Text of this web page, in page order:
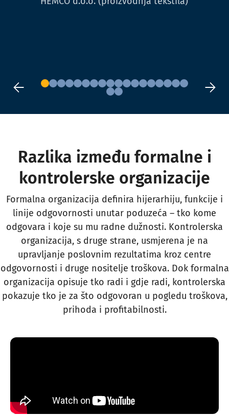
Razlika između formalne i
kontrolerske organizacije
Formalna organizacija definira hijerarhiju, funkcije i
linije odgovornosti unutar poduzeća – tko kome
odgovara i koje su mu radne dužnosti. Kontrolerska
organizacija, s druge strane, usmjerena je na
upravljanje poslovnim rezultatima kroz centre
odgovornosti i druge nositelje troškova. Dok formalna
organizacija opisuje tko radi i gdje radi, kontrolerska
pokazuje tko je za što odgovoran u pogledu troškova,
prihoda i profitabilnosti.